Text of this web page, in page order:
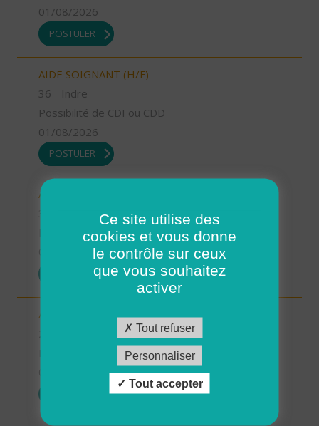
01/08/2026
POSTULER
AIDE SOIGNANT (H/F)
36 - Indre
Possibilité de CDI ou CDD
01/08/2026
POSTULER
AIDE A DOMICILE (H/F)
Possibilité de CDI ou CDD
01/08/2026
POSTULER
AIDE A DOMICILE (H/F)
Possibilité de CDI ou CDD
Ce site utilise des
cookies et vous donne
le contrôle sur ceux
que vous souhaitez
activer
Tout refuser
Personnaliser
Tout accepter